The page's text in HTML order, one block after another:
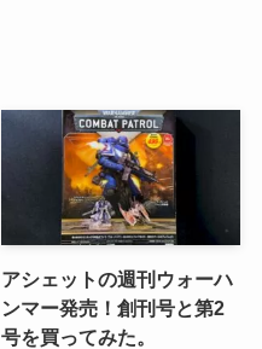
アシェットの週刊ウォーハ
ンマー発売！創刊号と第2
号を買ってみた。